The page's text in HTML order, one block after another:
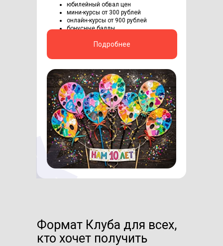
юбилейный обвал цен
мини-курсы от 300 рублей
онлайн-курсы от 900 рублей
бонусные баллы
Подробнее
Формат Клуба для всех,
кто хочет получить